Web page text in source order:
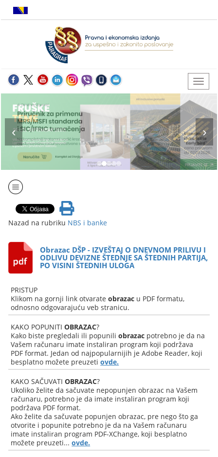
Nazad na rubriku NBS i banke
Obrazac DŠP - IZVEŠTAJ O DNEVNOM PRILIVU I
ODLIVU DEVIZNE ŠTEDNJE SA ŠTEDNIH PARTIJA,
PO VISINI ŠTEDNIH ULOGA
PRISTUP
Klikom na gornji link otvarateobrazac u PDF formatu,
odnosno odgovarajuću veb stranicu.
KAKO POPUNITIOBRAZAC?
Kako biste pregledali ili popuniliobrazac potrebno je da na
Vašem računaru imate instaliran program koji podržava
PDF format. Jedan od najpopularnijih je Adobe Reader, koji
besplatno možete preuzetiovde.
KAKO SAČUVATIOBRAZAC?
Ukoliko želite da sačuvate nepopunjen obrazac na Vašem
računaru, potrebno je da imate instaliran program koji
podržava PDF format.
Ako želite da sačuvate popunjen obrazac, pre nego što ga
otvorite i popunite potrebno je da na Vašem računaru
imate instaliran program PDF-XChange, koji besplatno
možete preuzeti...ovde.